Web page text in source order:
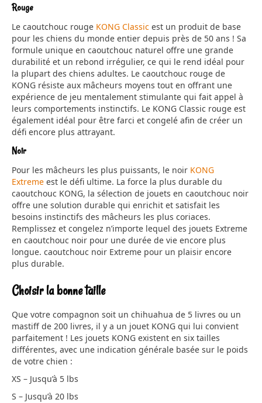
Rouge
Le caoutchouc rouge KONG Classic est un produit de base
pour les chiens du monde entier depuis près de 50 ans ! Sa
formule unique en caoutchouc naturel offre une grande
durabilité et un rebond irrégulier, ce qui le rend idéal pour
la plupart des chiens adultes. Le caoutchouc rouge de
KONG résiste aux mâcheurs moyens tout en offrant une
expérience de jeu mentalement stimulante qui fait appel à
leurs comportements instinctifs. Le KONG Classic rouge est
également idéal pour être farci et congelé afin de créer un
défi encore plus attrayant.
Noir
Pour les mâcheurs les plus puissants, le noir KONG
Extreme est le défi ultime. La force la plus durable du
caoutchouc KONG, la sélection de jouets en caoutchouc noir
offre une solution durable qui enrichit et satisfait les
besoins instinctifs des mâcheurs les plus coriaces.
Remplissez et congelez n’importe lequel des jouets Extreme
en caoutchouc noir pour une durée de vie encore plus
longue. caoutchouc noir Extreme pour un plaisir encore
plus durable.
Choisir la bonne taille
Que votre compagnon soit un chihuahua de 5 livres ou un
mastiff de 200 livres, il y a un jouet KONG qui lui convient
parfaitement ! Les jouets KONG existent en six tailles
différentes, avec une indication générale basée sur le poids
de votre chien :
XS – Jusqu’à 5 lbs
S – Jusqu’à 20 lbs